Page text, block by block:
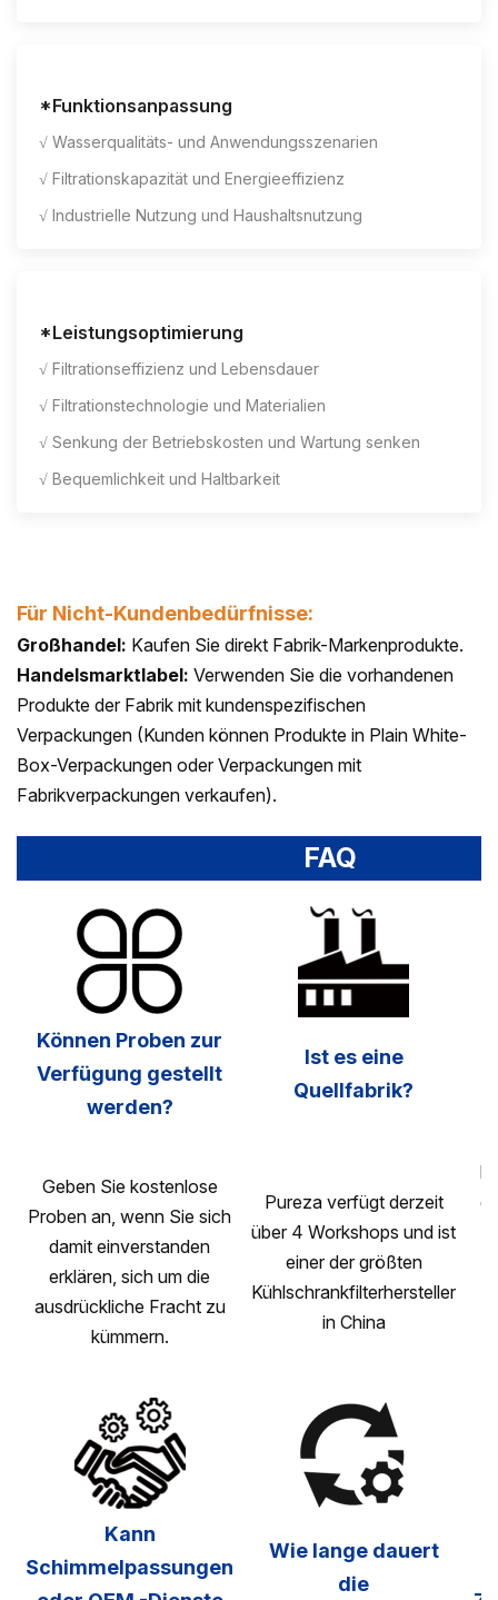
*Funktionsanpassung
√ Wasserqualitäts- und Anwendungsszenarien
√ Filtrationskapazität und Energieeffizienz
√ Industrielle Nutzung und Haushaltsnutzung
*Leistungsoptimierung
√ Filtrationseffizienz und Lebensdauer
√ Filtrationstechnologie und Materialien
√ Senkung der Betriebskosten und Wartung senken
√ Bequemlichkeit und Haltbarkeit
Für Nicht-Kundenbedürfnisse:
Großhandel: Kaufen Sie direkt Fabrik-Markenprodukte.
Handelsmarktlabel: Verwenden Sie die vorhandenen
Produkte der Fabrik mit kundenspezifischen
Verpackungen (Kunden können Produkte in Plain White-
Box-Verpackungen oder Verpackungen mit
Fabrikverpackungen verkaufen).
FAQ
Können Proben zur
Verfügung gestellt
werden?
Ist es eine
Quellfabrik?
Geben Sie kostenlose
Proben an, wenn Sie sich
damit einverstanden
erklären, sich um die
ausdrückliche Fracht zu
kümmern.
Pureza verfügt derzeit
über 4 Workshops und ist
einer der größten
Kühlschrankfilterhersteller
in China
Kann
Schimmelpassungen
Wie lange dauert
die